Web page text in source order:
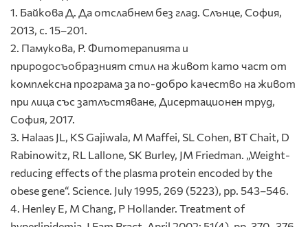
1. Байкова Д. Да отслабнем без глад. Слънце, София,
2013, с. 15–201.
2. Памукова, Р. Фитотерапията и
природосъобразният стил на живот като част от
комплексна програма за по-добро качество на живот
при лица със затлъстяване, Дисертационен труд,
София, 2017.
3. Halaas JL, KS Gajiwala, M Maffei, SL Cohen, BT Chait, D
Rabinowitz, RL Lallone, SK Burley, JM Friedman. „Weight-
reducing effects of the plasma protein encoded by the
obese gene“. Science. July 1995, 269 (5223), pp. 543–546.
4. Henley E, M Chang, P Hollander. Treatment of